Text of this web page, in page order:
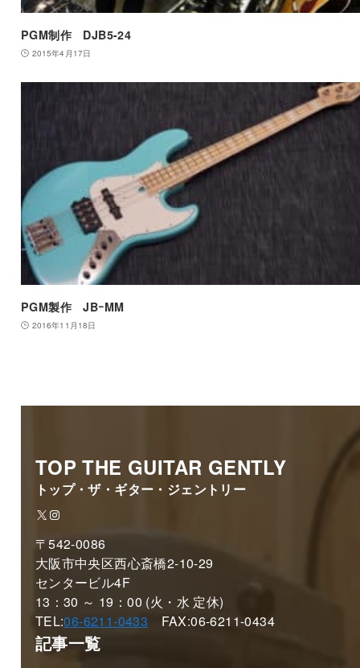
PGM制作 DJB5-24
2015年4月17日
PGM製作 JBｰMM
2016年11月18日
TOP THE GUITAR GENTLY
トップ・ザ・ギター・ジェントリー
X Instagram
〒542-0086
大阪市中央区西心斎橋2-10-29
センタービル4F
13：30 ～ 19：00 (火・水 定休)
TEL:06-6211-0433 FAX:06-6211-0434
記事一覧